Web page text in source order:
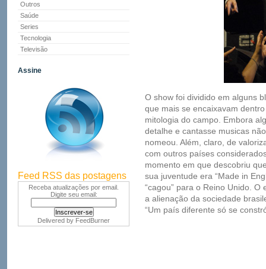
Outros
Saúde
Series
Tecnologia
Televisão
Assine
Feed RSS das postagens
Receba atualizações por email.
Digite seu email:
Delivered by FeedBurner
O show foi dividido em alguns
que mais se encaixavam
mitologia do campo. Embora
detalhe e cantasse musicas
nomeou. Além, claro, de
com outros países
momento em que descobriu
sua juventude era “Made in
“cagou” para o Reino Unido.
a alienação da sociedade
“Um país diferente só se